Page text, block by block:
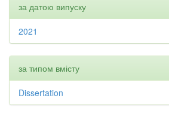
за датою випуску
2021
за типом вмісту
Dissertation